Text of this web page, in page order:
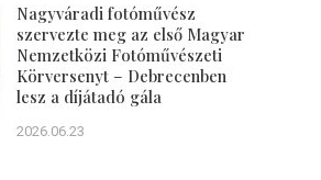
Nagyváradi fotóművész
szervezte meg az első Magyar
Nemzetközi Fotóművészeti
Körversenyt – Debrecenben
lesz a díjátadó gála
2026.06.23